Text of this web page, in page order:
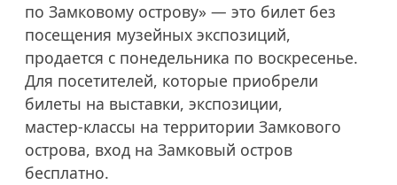
по Замковому острову» — это билет без
посещения музейных экспозиций,
продается с понедельника по воскресенье.
Для посетителей, которые приобрели
билеты на выставки, экспозиции,
мастер-классы на территории Замкового
острова, вход на Замковый остров
бесплатно.